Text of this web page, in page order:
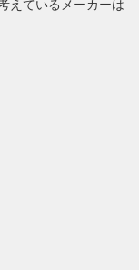
えているメーカーは